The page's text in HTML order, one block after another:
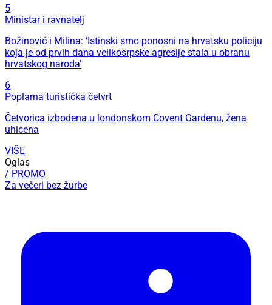
5
Ministar i ravnatelj
Božinović i Milina: ‘Istinski smo ponosni na hrvatsku policiju
koja je od prvih dana velikosrpske agresije stala u obranu
hrvatskog naroda’
6
Poplarna turistička četvrt
Četvorica izbodena u londonskom Covent Gardenu, žena
uhićena
VIŠE
Oglas
/ PROMO
Za večeri bez žurbe